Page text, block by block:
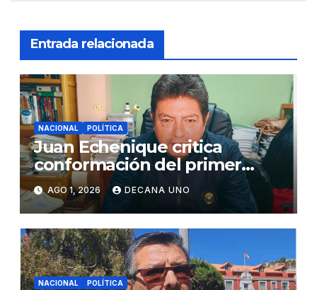
Entrada relacionada
NACIONAL POLÍTICA
Juan Echenique critica
conformación del primer
gabinete ministerial de Keiko
Fujimori
AGO 1, 2026 DECANA UNO
NACIONAL POLÍTICA